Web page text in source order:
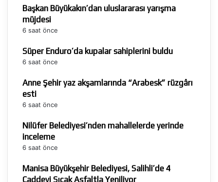
Başkan Büyükakın’dan uluslararası yarışma
müjdesi
6 saat önce
Süper Enduro’da kupalar sahiplerini buldu
6 saat önce
Anne Şehir yaz akşamlarında “Arabesk” rüzgârı
esti
6 saat önce
Nilüfer Belediyesi’nden mahallelerde yerinde
inceleme
6 saat önce
Manisa Büyükşehir Belediyesi, Salihli’de 4
Caddeyi Sıcak Asfaltla Yeniliyor